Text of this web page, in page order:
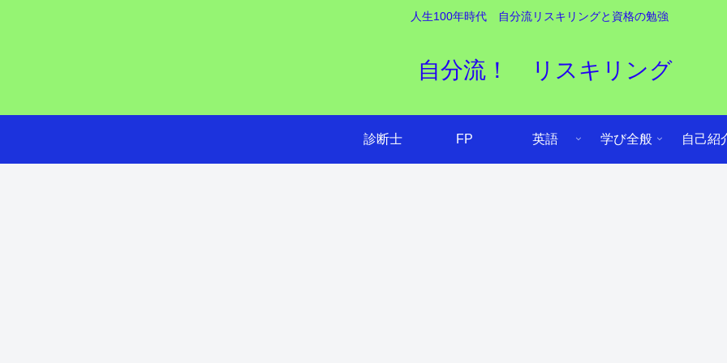
人生100年時代 自分流リスキリングと資格の勉強
自分流！ リスキリング
診断士 FP 英語 学び全般 自己紹